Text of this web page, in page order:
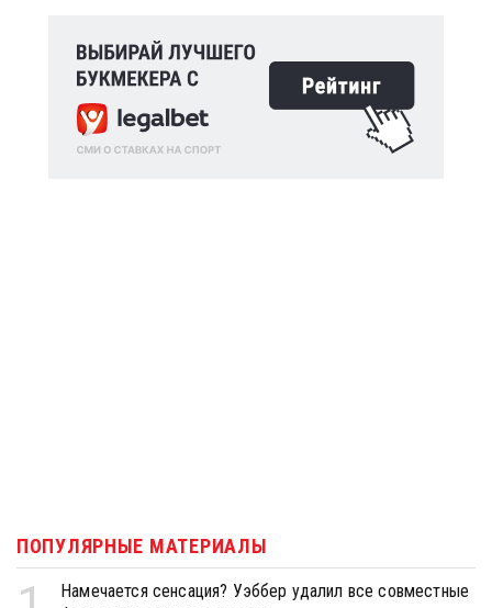
ПОПУЛЯРНЫЕ МАТЕРИАЛЫ
Намечается сенсация? Уэббер удалил все совместные